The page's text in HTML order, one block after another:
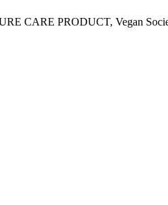
CARE PRODUCT, Vegan